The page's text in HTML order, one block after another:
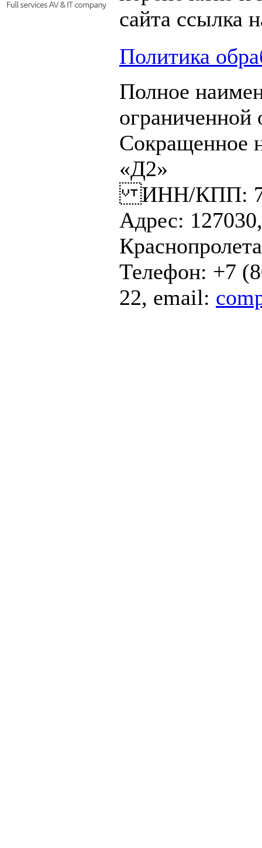
сайта ссылка
Политика
Полное
Сокращенное
«Д2»
ИНН/КПП:
Адрес:
Телефон: +7
22, email: